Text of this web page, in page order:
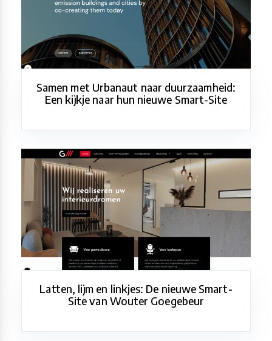
Samen met Urbanaut naar duurzaamheid:
Een kijkje naar hun nieuwe Smart-Site
Latten, lijm en linkjes: De nieuwe Smart-
Site van Wouter Goegebeur